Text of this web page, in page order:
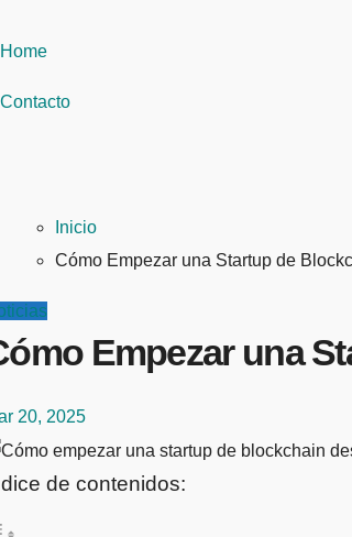
Home
Contacto
Inicio
Cómo Empezar una Startup de
Empezar una
20, 2025
de contenidos: